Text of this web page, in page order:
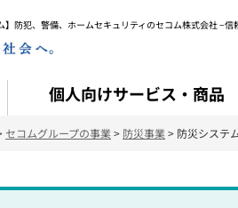
個人向けサービス・商品
防犯、警備、ホームセキュリティのセコム株式会社 −
セコムグループの事業> 防災事業> 防災システ